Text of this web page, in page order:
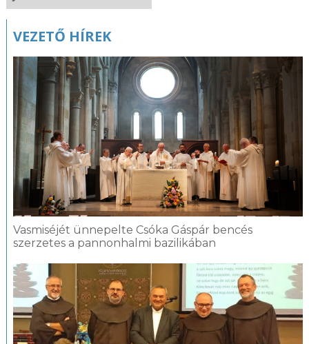
VEZETŐ HÍREK
Vasmiséjét ünnepelte Csóka Gáspár bencés
szerzetes a pannonhalmi bazilikában